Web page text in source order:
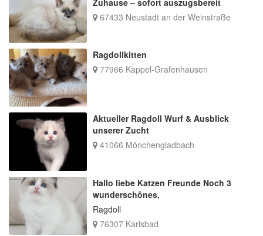
67433 Neustadt an der Weinstraße
Ragdollkitten
77966 Kappel-Grafenhausen
Aktueller Ragdoll Wurf & Ausblick
unserer Zucht
41066 Mönchengladbach
Hallo liebe Katzen Freunde Noch 3
wunderschönes,
Ragdoll
76307 Karlsbad